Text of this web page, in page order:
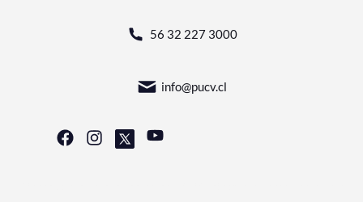
56 32 227 3000
info@pucv.cl